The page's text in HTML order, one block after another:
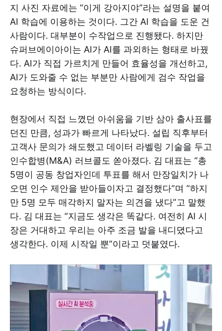
지 사진 자료에는 “이게 강아지야”라는 설명을 붙여
AI 학습에 이용하는 것이다. 그간 AI 학습을 도운 건
사람이다. 대부분이 수작업으로 진행됐다. 하지만
슈퍼브에이아이는 AI가 AI를 과외하는 형태로 바꿨
다. AI가 직접 가르치게 만들어 효율성을 개선하고,
AI가 도와줄 수 없는 부분만 사람에게 검수 작업을
요청하는 방식이다.
현장에서 직접 느꼈던 아쉬움을 기반 삼아 출사표를
던진 만큼, 성과가 빠르게 나타났다. 설립 직후부터
고객사 문의가 쇄도했고 데이터 라벨링 기술을 두고
인수합병(M&A) 러브콜도 쏟아졌다. 김 대표는 “총
5명이 공동 창업자인데 투표를 해서 만장일치가 나
오면 인수 제안을 받아들이자고 결정했다”며 “하지
만 5명 모두 매각하지 말자는 의견을 냈다”고 말했
다. 김 대표는 “지금도 생각은 똑같다. 여전히 AI 시
장은 거대하고 우리는 아주 조금 발을 내디뎠다고
생각한다. 이제 시작일 뿐”이라고 덧붙였다.